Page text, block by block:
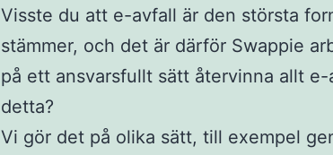
Visste du att e-avfall är den största
stämmer, och det är därför Swappie
på ett ansvarsfullt sätt återvinna allt
detta?
Vi gör det på olika sätt, till exempel